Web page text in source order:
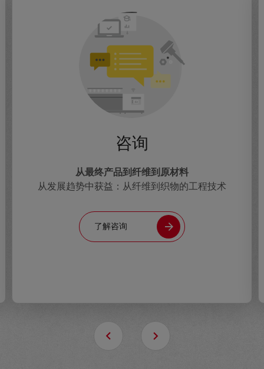
咨询
从最终产品到纤维到原材料
从发展趋势中获益：从纤维到织物的工程技术
了解咨询